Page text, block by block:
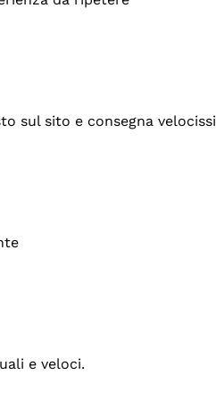
sul sito e consegna
e veloci.